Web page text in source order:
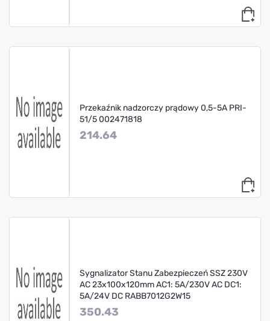
Przekaźnik nadzorczy prądowy 0,5-5A PRI-
51/5 002471818
214.64
Sygnalizator Stanu Zabezpieczeń SSZ 230V
AC 23x100x120mm AC1: 5A/230V AC DC1:
5A/24V DC RABB7012G2W15
350.43